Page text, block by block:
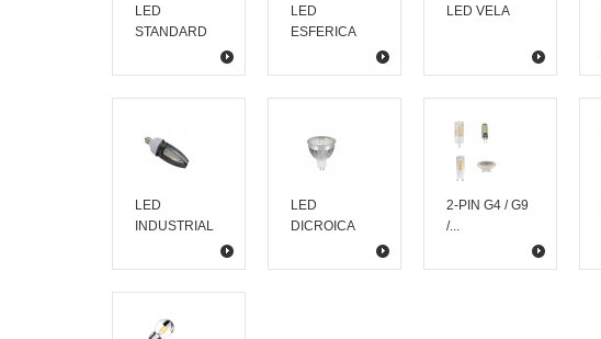
LED
STANDARD
LED
ESFERICA
LED VELA
LED
INDUSTRIAL
LED
DICROICA
2-PIN G4 / G9
/...